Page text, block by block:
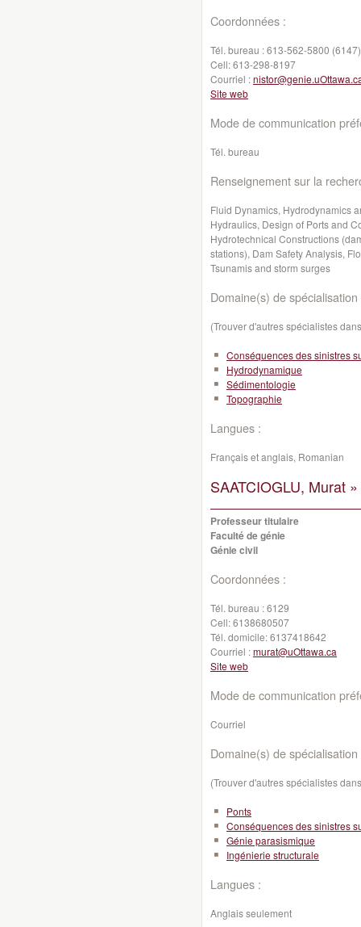
Coordonnées :
Tél. bureau :613-562-5800 (6147)
Cell:613-298-8197
Courriel :
Site web
Mode de communication
Tél. bureau
Renseignement sur la
Fluid Dynamics, Hydrodynamics
Hydraulics, Design of Ports and
Hydrotechnical Constructions
stations), Dam Safety Analysis,
Tsunamis and storm surges
Domaine(s) de spécialisation
(Trouver d'autres spécialistes
Conséquences des sinistres
Hydrodynamique
Sédimentologie
Topographie
Langues :
Français et anglais, Romanian
SAATCIOGLU, Murat »
Professeur titulaire
Faculté de génie
Génie civil
Coordonnées :
Tél. bureau :6129
Cell:6138680507
Tél. domicile:6137418642
Courriel :murat@uOttawa.ca
Site web
Mode de communication
Courriel
Domaine(s) de spécialisation
(Trouver d'autres spécialistes
Ponts
Conséquences des sinistres
Génie parasismique
Ingénierie structurale
Langues :
Anglais seulement